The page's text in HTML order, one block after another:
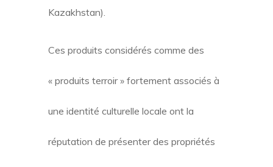
Kazakhstan).
Ces produits considérés comme des
« produits terroir » fortement associés à
une identité culturelle locale ont la
réputation de présenter des propriétés